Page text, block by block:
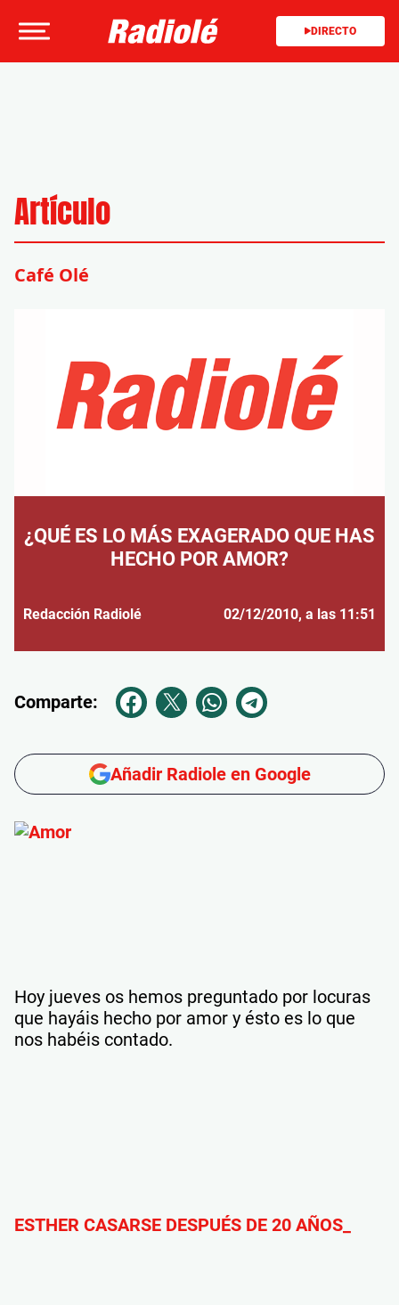
DIRECTO
Artículo
Café Olé
¿QUÉ ES LO MÁS EXAGERADO QUE HAS
HECHO POR AMOR?
Redacción Radiolé 02/12/2010, a las 11:51
Comparte:
Añadir Radiole en Google
Hoy jueves os hemos preguntado por locuras
que hayáis hecho por amor y ésto es lo que
nos habéis contado.
ESTHER CASARSE DESPUÉS DE 20 AÑOS_